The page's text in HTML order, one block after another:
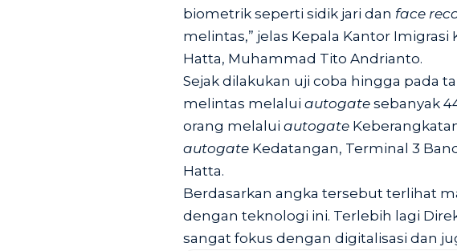
biometrik seperti sidik jari dan face
melintas,” jelas Kepala Kantor Imigrasi
Hatta, Muhammad Tito Andrianto.
Sejak dilakukan uji coba hingga pada
melintas melalui autogatesebanyak
orang melalui autogate
autogateKedatangan, Terminal 3
Hatta.
Berdasarkan angka tersebut terlihat
dengan teknologi ini. Terlebih lagi
sangat fokus dengan digitalisasi dan